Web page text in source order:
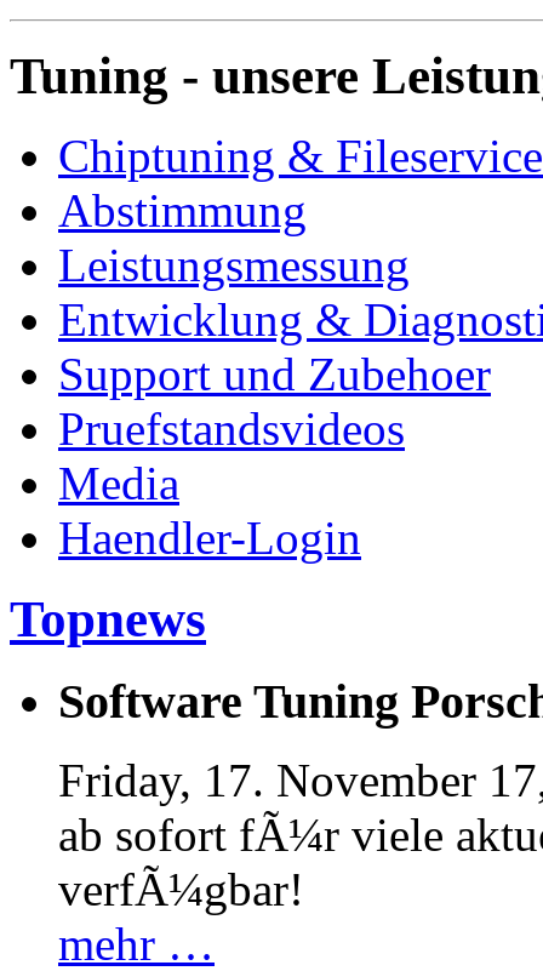
Tuning - unsere
Chiptuning & Fileservice
Abstimmung
Leistungsmessung
Entwicklung &
Support und Zubehoer
Pruefstandsvideos
Media
Haendler-Login
Topnews
Software Tuning
Friday, 17. November
ab sofort fÃ¼r viele
verfÃ¼gbar!
mehr …